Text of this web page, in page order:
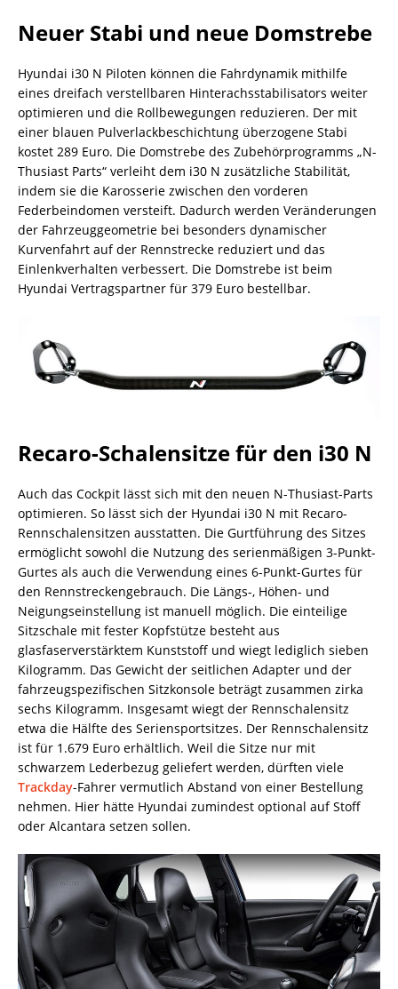
Neuer Stabi und neue Domstrebe
Hyundai i30 N Piloten können die Fahrdynamik mithilfe
eines dreifach verstellbaren Hinterachsstabilisators weiter
optimieren und die Rollbewegungen reduzieren. Der mit
einer blauen Pulverlackbeschichtung überzogene Stabi
kostet 289 Euro. Die Domstrebe des Zubehörprogramms „N-
Thusiast Parts“ verleiht dem i30 N zusätzliche Stabilität,
indem sie die Karosserie zwischen den vorderen
Federbeindomen versteift. Dadurch werden Veränderungen
der Fahrzeuggeometrie bei besonders dynamischer
Kurvenfahrt auf der Rennstrecke reduziert und das
Einlenkverhalten verbessert. Die Domstrebe ist beim
Hyundai Vertragspartner für 379 Euro bestellbar.
Recaro-Schalensitze für den i30 N
Auch das Cockpit lässt sich mit den neuen N-Thusiast-Parts
optimieren. So lässt sich der Hyundai i30 N mit Recaro-
Rennschalensitzen ausstatten. Die Gurtführung des Sitzes
ermöglicht sowohl die Nutzung des serienmäßigen 3-Punkt-
Gurtes als auch die Verwendung eines 6-Punkt-Gurtes für
den Rennstreckengebrauch. Die Längs-, Höhen- und
Neigungseinstellung ist manuell möglich. Die einteilige
Sitzschale mit fester Kopfstütze besteht aus
glasfaserverstärktem Kunststoff und wiegt lediglich sieben
Kilogramm. Das Gewicht der seitlichen Adapter und der
fahrzeugspezifischen Sitzkonsole beträgt zusammen zirka
sechs Kilogramm. Insgesamt wiegt der Rennschalensitz
etwa die Hälfte des Seriensportsitzes. Der Rennschalensitz
ist für 1.679 Euro erhältlich. Weil die Sitze nur mit
schwarzem Lederbezug geliefert werden, dürften viele
Trackday-Fahrer vermutlich Abstand von einer Bestellung
nehmen. Hier hätte Hyundai zumindest optional auf Stoff
oder Alcantara setzen sollen.